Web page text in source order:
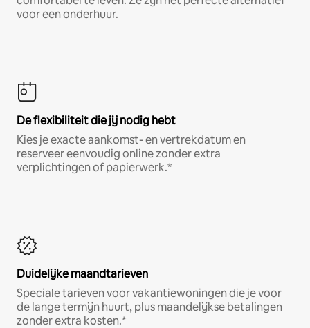
voor een onderhuur.
De flexibiliteit die jij nodig hebt
Kies je exacte aankomst- en vertrekdatum en
reserveer eenvoudig online zonder extra
verplichtingen of papierwerk.*
Duidelijke maandtarieven
Speciale tarieven voor vakantiewoningen die je voor
de lange termijn huurt, plus maandelijkse betalingen
zonder extra kosten.*